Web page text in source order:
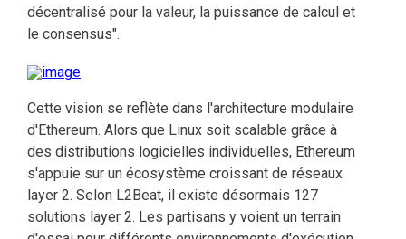
décentralisé pour la valeur, la puissance de calcul et
le consensus".
Cette vision se reflète dans l'architecture modulaire
d'Ethereum. Alors que Linux soit scalable grâce à
des distributions logicielles individuelles, Ethereum
s'appuie sur un écosystème croissant de réseaux
layer 2. Selon L2Beat, il existe désormais 127
solutions layer 2. Les partisans y voient un terrain